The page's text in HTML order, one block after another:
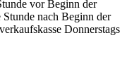
vor Beginn der
nach Beginn der
Donnerstags